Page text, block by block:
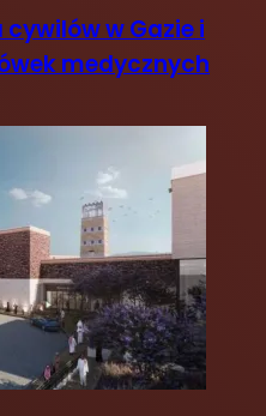
w Gazie i
medycznych